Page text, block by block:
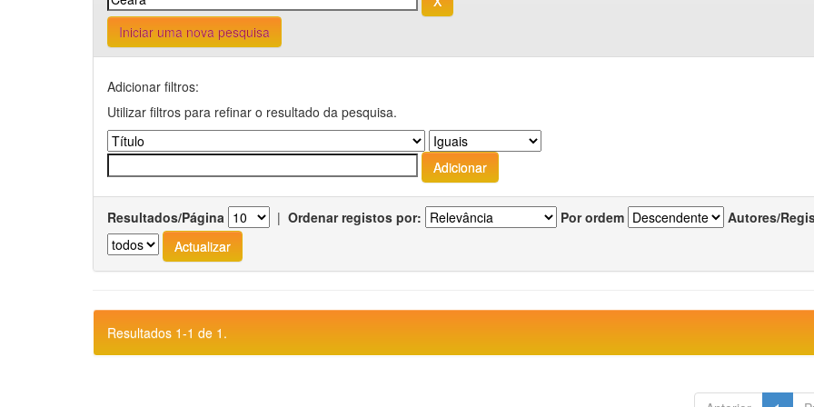
Iniciar uma nova pesquisa
Adicionar filtros:
Utilizar filtros para refinar o resultado da pesquisa.
Resultados/Página | Ordenar registos por: Por ordem Autores/
Resultados 1-1 de 1.